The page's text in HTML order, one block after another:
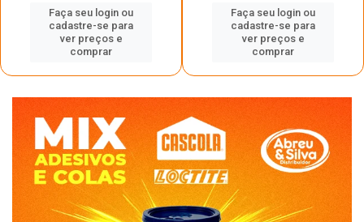
Faça seu login ou
cadastre-se para
ver preços e
comprar
Faça seu login ou
cadastre-se para
ver preços e
comprar